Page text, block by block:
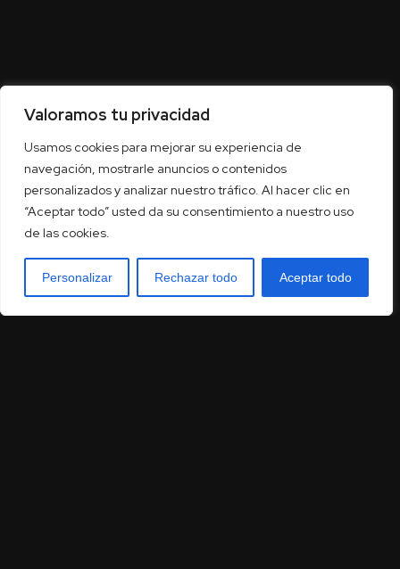
Valoramos tu privacidad
Usamos cookies para mejorar su experiencia de
navegación, mostrarle anuncios o contenidos
personalizados y analizar nuestro tráfico. Al hacer clic en
“Aceptar todo” usted da su consentimiento a nuestro uso
de las cookies.
Personalizar Rechazar todo Aceptar todo